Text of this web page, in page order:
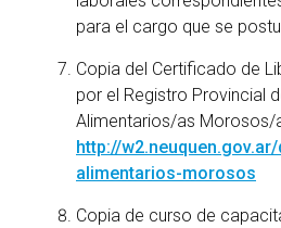
para el cargo que se
Copia del Certificado de
por el Registro Provincial
Alimentarios/as Morosos/
http://
alimentarios-morosos
Copia de curso de